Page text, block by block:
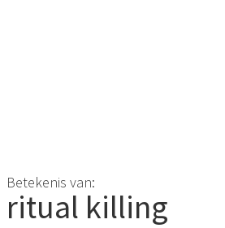
Betekenis van:
ritual killing